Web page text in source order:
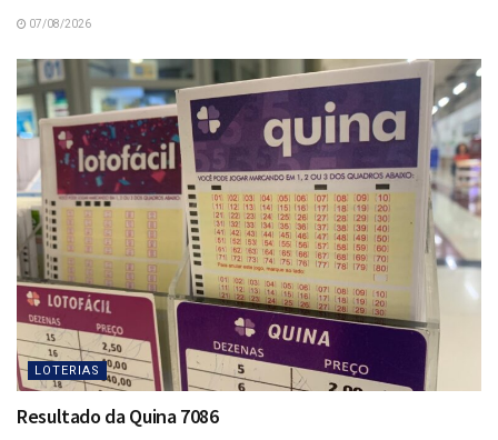
07/08/2026
LOTERIAS
Resultado da Quina 7086